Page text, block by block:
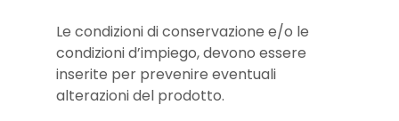
Le condizioni di conservazione e/o le
condizioni d’impiego, devono essere
inserite per prevenire eventuali
alterazioni del prodotto.